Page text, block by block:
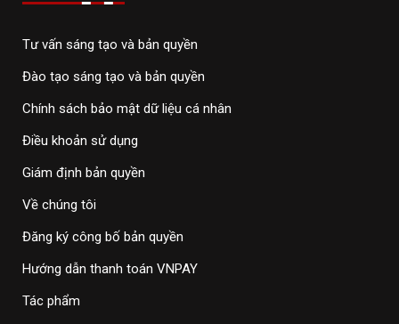
Tư vấn sáng tạo và bản quyền
Đào tạo sáng tạo và bản quyền
Chính sách bảo mật dữ liệu cá nhân
Điều khoản sử dụng
Giám định bản quyền
Về chúng tôi
Đăng ký công bố bản quyền
Hướng dẫn thanh toán VNPAY
Tác phẩm